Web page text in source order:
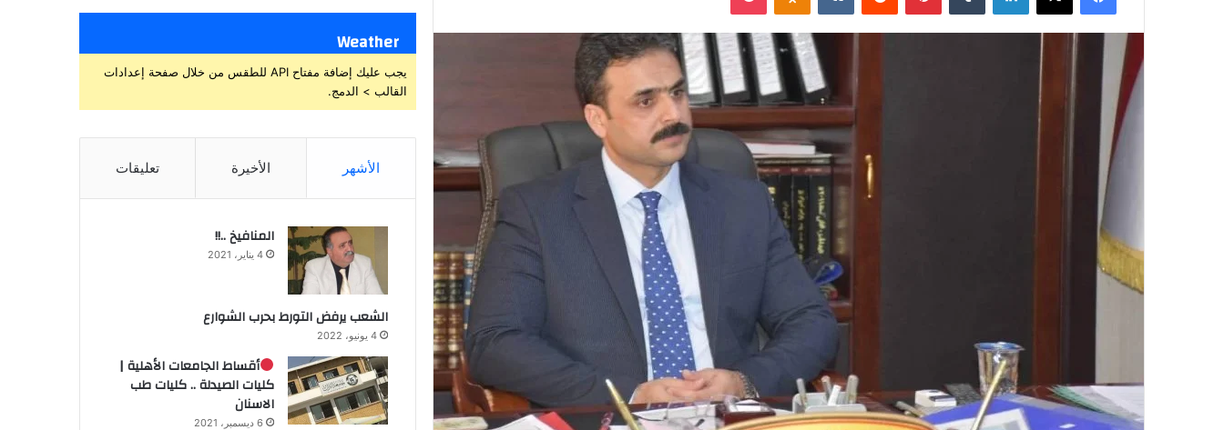
Weather
يجب عليك إضافة مفتاح API للطقس من خلال صفحة إعدادات
القالب > الدمج.
الأشهر الأخيرة تعليقات
المنافيخ ..!!
4 يناير، 2021
الشعب يرفض التورط بحرب الشوارع
4 يونيو، 2022
أقساط الجامعات الأهلية |
كليات الصيدلة .. كليات طب
الاسنان
6 ديسمبر، 2021